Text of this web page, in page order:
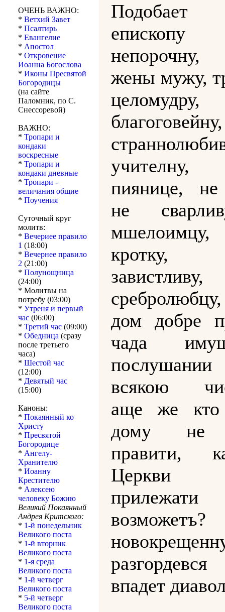
ОЧЕНЬ ВАЖНО:
* Ветхий Завет
* Псалтирь
* Евангелие
* Апостол
* Откровение
Иоанна Богослова
* Иконы Пресвятой
Богородицы
(на сайте
Паломник, по С.
Снессоревой)
ВАЖНО:
* Тропари и
кондаки
воскресные
* Тропари и
кондаки дневные
* Тропари -
величания общие
* Поучения
Суточный круг
молитв:
* Вечериее правило
1 (18:00)
* Вечернее правило
2 (21:00)
* Полунощница
(24:00)
* Молитвы на
потребу (03:00)
* Утреня и первый
час (06:00)
* Третий час (09:00)
* Обедница (сразу
после третьего
часа)
* Шестой час
(12:00)
* Девятый час
(15:00)
Каноны:
* Покаянный ко
Христу
* Пресвятой
Богородице
* Ангелу-
Хранителю
* Иоанну
Крестителю
* Алексею
человеку Божию
Великий Покаянный
Андрея Критского:
* 1-й понедельник
Великого поста
* 1-й вторник
Великого поста
* 1-я среда
Великого поста
* 1-й четверг
Великого поста
* 5-й четверг
Великого поста
непорочну,
жены мужу,
целомудру,
пиянице,
не
дом добре
чада
всякою
аще же кто
дому не
правити,
Церкви
прилежати
впадет